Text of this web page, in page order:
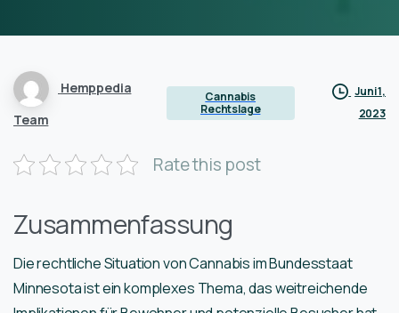
Hemppedia
Team
Cannabis
Rechtslage
Juni 1,
2023
Rate this post
Zusammenfassung
Die rechtliche Situation von Cannabis im Bundesstaat
Minnesota ist ein komplexes Thema, das weitreichende